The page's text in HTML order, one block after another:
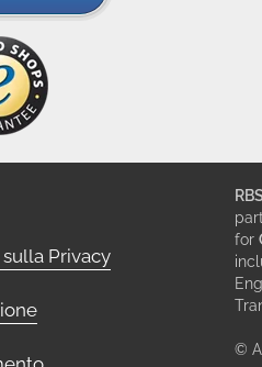
Privacy
for
©